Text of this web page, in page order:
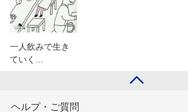
一人飲みで生き
ていく…
ヘルプ・ご質問